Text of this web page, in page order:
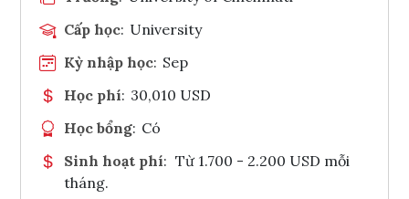
Cấp học: University
Kỳ nhập học: Sep
Học phí: 30,010 USD
Học bổng: Có
Sinh hoạt phí: Từ 1.700 - 2.200 USD mỗi
tháng.